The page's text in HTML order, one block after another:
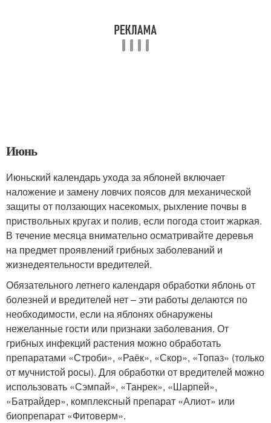
Июнь
Июньский календарь ухода за яблоней включает
наложение и замену ловчих поясов для механической
защиты от ползающих насекомых, рыхление почвы в
приствольных кругах и полив, если погода стоит жаркая.
В течение месяца внимательно осматривайте деревья
на предмет проявлений грибных заболеваний и
жизнедеятельности вредителей.
Обязательного летнего календаря обработки яблонь от
болезней и вредителей нет – эти работы делаются по
необходимости, если на яблонях обнаружены
нежеланные гости или признаки заболевания. От
грибных инфекций растения можно обработать
препаратами «Строби», «Раёк», «Скор», «Топаз» (только
от мучнистой росы). Для обработки от вредителей можно
использовать «Сэмпай», «Танрек», «Шарпей»,
«Батрайдер», комплексный препарат «Алиот» или
биопрепарат «Фитоверм».